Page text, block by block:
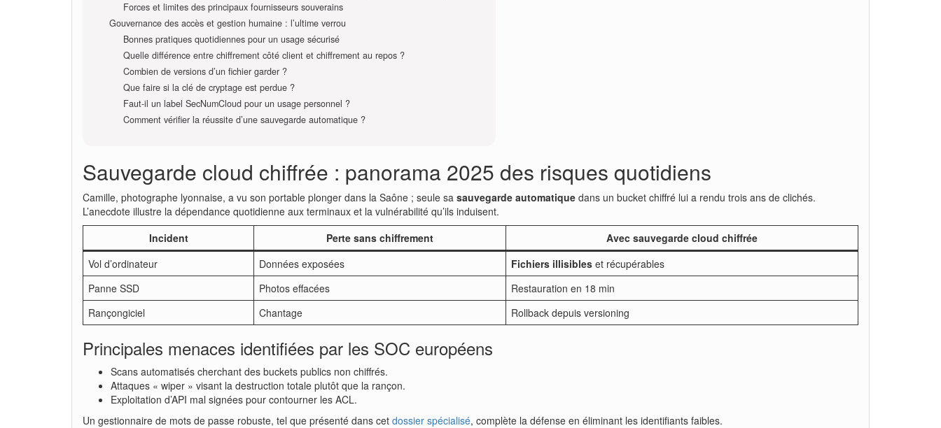
Forces et limites des principaux fournisseurs souverains
Gouvernance des accès et gestion humaine : l’ultime verrou
Bonnes pratiques quotidiennes pour un usage sécurisé
Quelle différence entre chiffrement côté client et chiffrement au repos ?
Combien de versions d’un fichier garder ?
Que faire si la clé de cryptage est perdue ?
Faut-il un label SecNumCloud pour un usage personnel ?
Comment vérifier la réussite d’une sauvegarde automatique ?
Sauvegarde cloud chiffrée : panorama 2025 des risques quotidiens
Camille, photographe lyonnaise, a vu son portable plonger dans la Saône ; seule sa sauvegarde automatique dans un bucket chiffré lui a rendu trois ans de clichés.
L’anecdote illustre la dépendance quotidienne aux terminaux et la vulnérabilité qu’ils induisent.
Incident
Perte sans chiffrement
Avec sauvegarde cloud chiffrée
Vol d’ordinateur
Données exposées Fichiers illisibles et récupérables
Panne SSD
Photos effacées
Restauration en 18 min
Rançongiciel
Chantage Rollback depuis versioning
Principales menaces identifiées par les SOC européens
Scans automatisés cherchant des buckets publics non chiffrés.
Attaques « wiper » visant la destruction totale plutôt que la rançon.
Exploitation d’API mal signées pour contourner les ACL.
Un gestionnaire de mots de passe robuste, tel que présenté dans cet dossier spécialisé, complète la défense en éliminant les identifiants faibles.